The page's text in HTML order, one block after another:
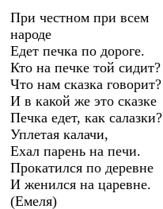
При честном при всем
народе
Едет печка по дороге.
Кто на печке той сидит?
Что нам сказка говорит?
И в какой же это сказке
Печка едет, как салазки?
Уплетая калачи,
Ехал парень на печи.
Прокатился по деревне
И женился на царевне.
(Емеля)